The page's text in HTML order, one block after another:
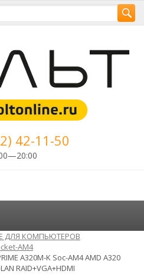
42-11-50
ДЛЯ КОМПЬЮТЕРОВ
AM4
A320M-K Soc-AM4 AMD A320
RAID+VGA+HDMI